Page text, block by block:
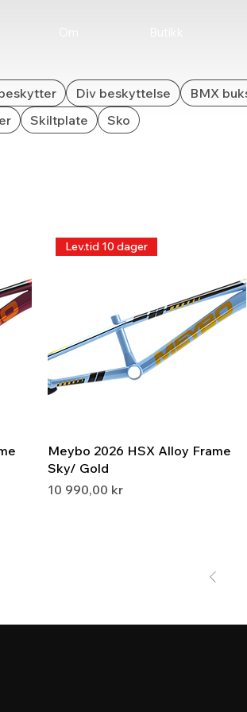
Div beskyttelse BMX
Skiltplate Sko
Lev.tid 10 dager
Meybo 2026 HSX Alloy Frame
Sky/ Gold
Pris
10 990,00 kr